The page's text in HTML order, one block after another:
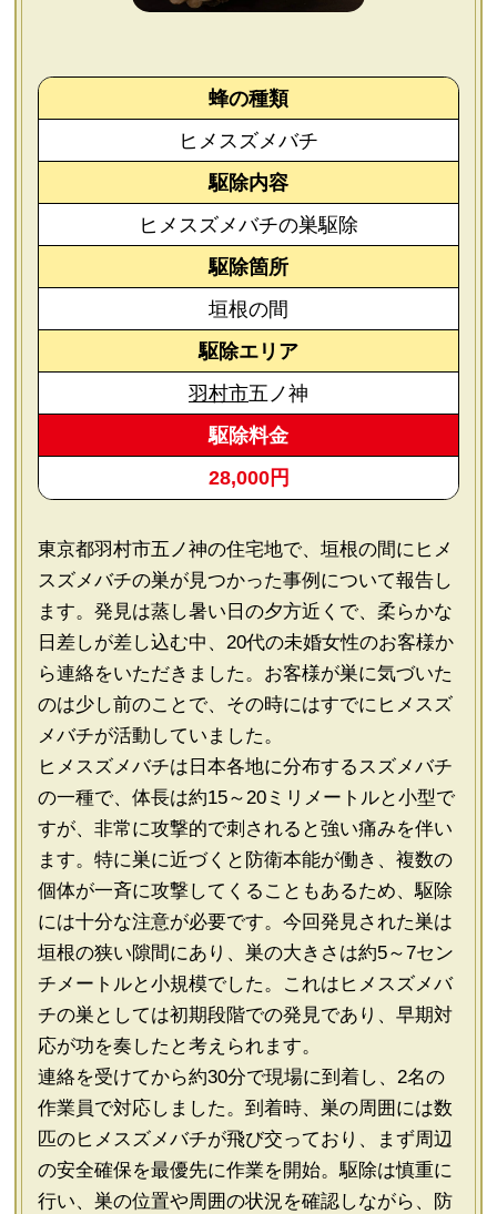
蜂の種類
ヒメスズメバチ
駆除内容
ヒメスズメバチの巣駆除
駆除箇所
垣根の間
駆除エリア
羽村市五ノ神
駆除料金
28,000円
東京都羽村市五ノ神の住宅地で、垣根の間にヒメ
スズメバチの巣が見つかった事例について報告し
ます。発見は蒸し暑い日の夕方近くで、柔らかな
日差しが差し込む中、20代の未婚女性のお客様か
ら連絡をいただきました。お客様が巣に気づいた
のは少し前のことで、その時にはすでにヒメスズ
メバチが活動していました。
ヒメスズメバチは日本各地に分布するスズメバチ
の一種で、体長は約15～20ミリメートルと小型で
すが、非常に攻撃的で刺されると強い痛みを伴い
ます。特に巣に近づくと防衛本能が働き、複数の
個体が一斉に攻撃してくることもあるため、駆除
には十分な注意が必要です。今回発見された巣は
垣根の狭い隙間にあり、巣の大きさは約5～7セン
チメートルと小規模でした。これはヒメスズメバ
チの巣としては初期段階での発見であり、早期対
応が功を奏したと考えられます。
連絡を受けてから約30分で現場に到着し、2名の
作業員で対応しました。到着時、巣の周囲には数
匹のヒメスズメバチが飛び交っており、まず周辺
の安全確保を最優先に作業を開始。駆除は慎重に
行い、巣の位置や周囲の状況を確認しながら、防